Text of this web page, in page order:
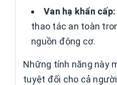
Van hạ khẩn cấp:
thao tác an toàn
nguồn động cơ.
Những tính năng này
tuyệt đối cho cả